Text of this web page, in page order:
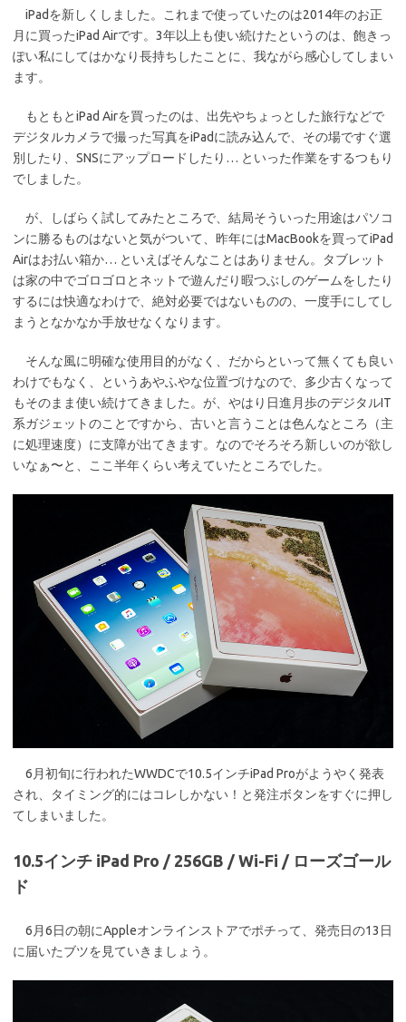
e
b
o
k
it
te
iPadを新しくしました。これまで使っていたのは2014年のお正
月に買ったiPad Airです。3年以上も使い続けたというのは、飽きっ
ぽい私にしてはかなり長持ちしたことに、我ながら感心してしまい
ます。
もともとiPad Airを買ったのは、出先やちょっとした旅行などで
デジタルカメラで撮った写真をiPadに読み込んで、その場ですぐ選
別したり、SNSにアップロードしたり… といった作業をするつもり
でしました。
が、しばらく試してみたところで、結局そういった用途はパソコ
ンに勝るものはないと気がついて、昨年にはMacBookを買ってiPad
Airはお払い箱か… といえばそんなことはありません。タブレット
は家の中でゴロゴロとネットで遊んだり暇つぶしのゲームをしたり
するには快適なわけで、絶対必要ではないものの、一度手にしてし
まうとなかなか手放せなくなります。
そんな風に明確な使用目的がなく、だからといって無くても良い
わけでもなく、というあやふやな位置づけなので、多少古くなって
もそのまま使い続けてきました。が、やはり日進月歩のデジタルIT
系ガジェットのことですから、古いと言うことは色んなところ（主
に処理速度）に支障が出てきます。なのでそろそろ新しいのが欲し
いなぁ〜と、ここ半年くらい考えていたところでした。
6月初旬に行われたWWDCで10.5インチiPad Proがようやく発表
され、タイミング的にはコレしかない！と発注ボタンをすぐに押し
てしまいました。
10.5インチ iPad Pro / 256GB / Wi-Fi / ローズゴール
ド
6月6日の朝にAppleオンラインストアでポチって、発売日の13日
に届いたブツを見ていきましょう。